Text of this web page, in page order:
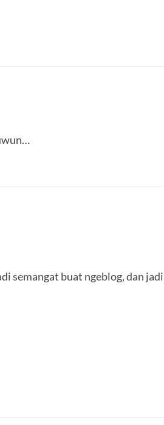
semangat buat ngeblog, dan jadi